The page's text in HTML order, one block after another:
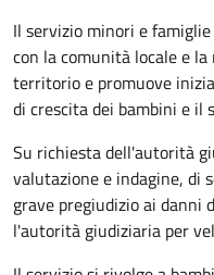
Il servizio minori e
con la comunità locale e
territorio e promuove
di crescita dei bambini e il
Su richiesta dell'autorità
valutazione e indagine, di
grave pregiudizio ai danni
l'autorità giudiziaria per